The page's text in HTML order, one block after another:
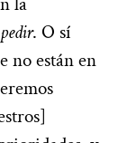
pedir. O sí
no están en